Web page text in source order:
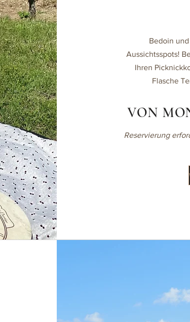
Bedoin
Aussichtsspots!
Ihren
Flasche
VON
Reservierung